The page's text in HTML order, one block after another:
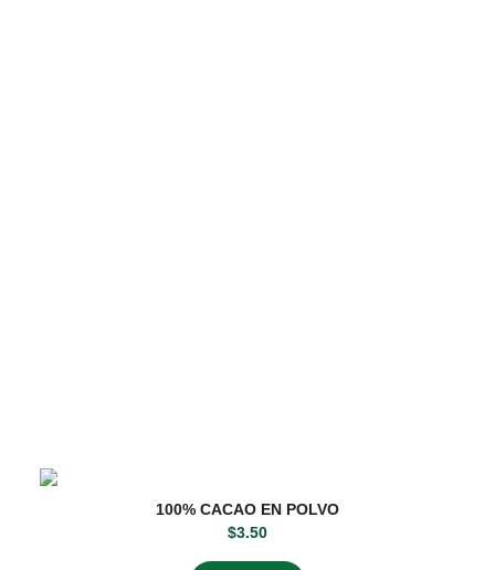
100% CACAO EN POLVO
$3.50